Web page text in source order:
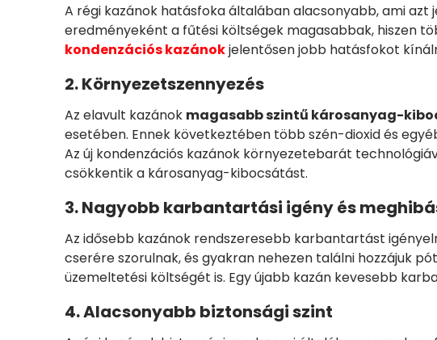
A régi kazánok hatásfoka általában alacsonyabb, ami
eredményeként a fűtési költségek magasabbak, hiszen
kondenzációs kazánokjelentősen jobb hatásfokot
2. Környezetszennyezés
Az elavult kazánok magasabb szintű károsanyag-
esetében. Ennek következtében több szén-dioxid és
Az új kondenzációs kazánok környezetebarát
csökkentik a károsanyag-kibocsátást.
3. Nagyobb karbantartási igény és
Az idősebb kazánok rendszeresebb karbantartást
cserére szorulnak, és gyakran nehezen találni hozzájuk
üzemeltetési költségét is. Egy újabb kazán kevesebb
4. Alacsonyabb biztonsági szint